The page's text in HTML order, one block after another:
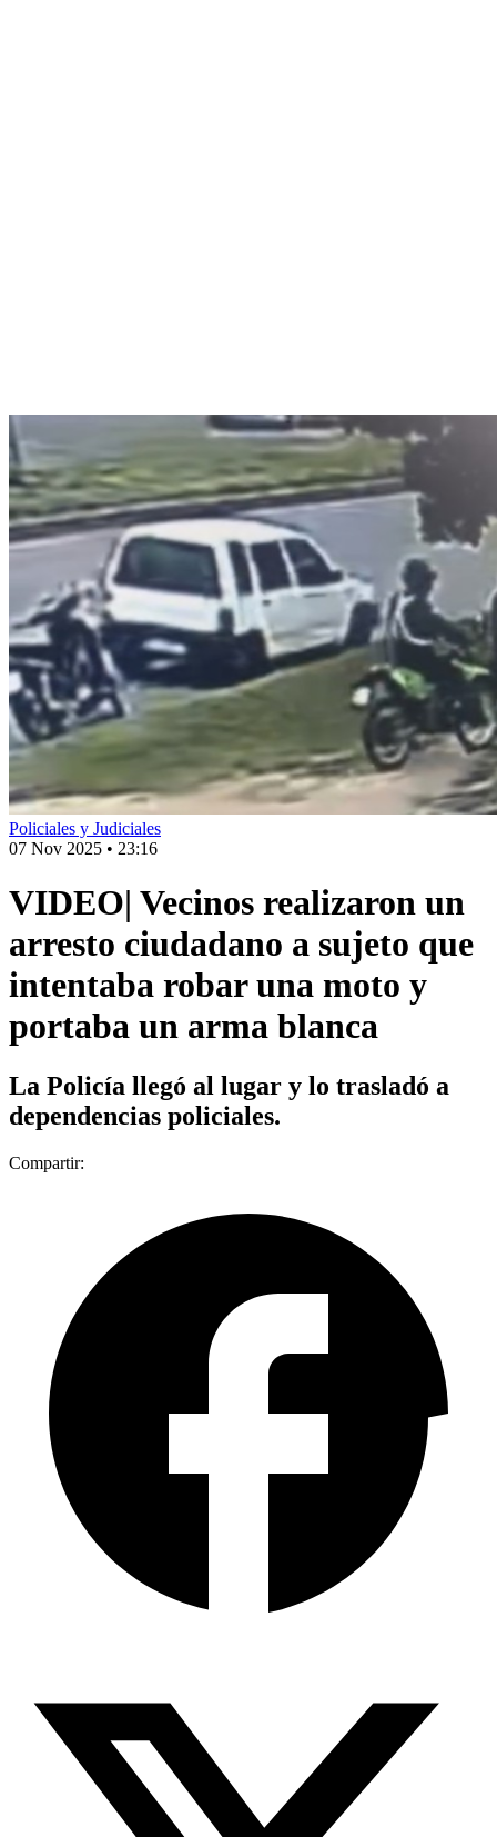
Policiales y Judiciales
07 Nov 2025 • 23:16
VIDEO| Vecinos realizaron un
arresto ciudadano a sujeto que
intentaba robar una moto y
portaba un arma blanca
La Policía llegó al lugar y lo trasladó a
dependencias policiales.
Compartir: